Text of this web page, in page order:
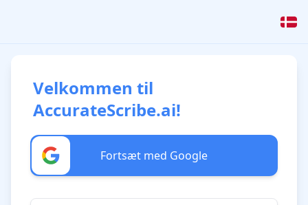
Velkommen til
AccurateScribe.ai!
Fortsæt med Google